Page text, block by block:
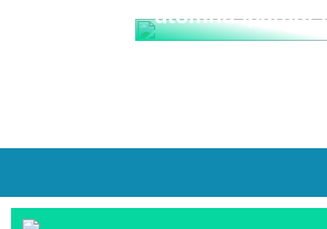
utomhusparadis